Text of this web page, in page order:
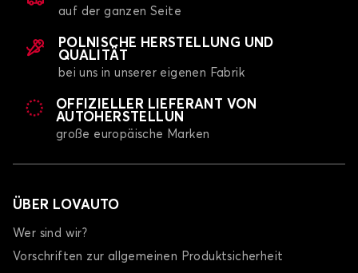
auf der ganzen Seite
POLNISCHE HERSTELLUNG UND
QUALITÄT
bei uns in unserer eigenen Fabrik
OFFIZIELLER LIEFERANT VON
AUTOHERSTELLUN
große europäische Marken
ÜBER LOVAUTO
Wer sind wir?
Vorschriften zur allgemeinen Produktsicherheit